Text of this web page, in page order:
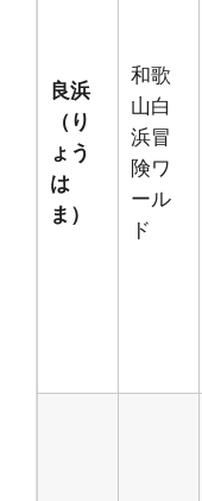
良浜
（り
ょう
は
ま）
和歌
山白
浜冒
険ワ
ール
ド